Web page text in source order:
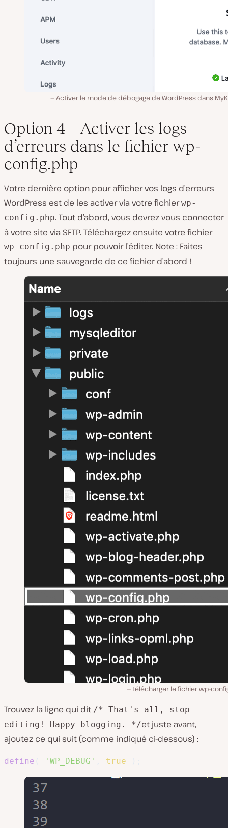
Activer le mode de débogage de WordPress dans
Option 4 – Activer les logs
d’erreurs dans le fichier wp-
config.php
Votre dernière option pour afficher vos logs d’erreurs
WordPress est de les activer via votre fichierwp-
config.php. Tout d’abord, vous devrez vous connecter
à votre site via SFTP. Téléchargez ensuite votre fichier
wp-config.php pour pouvoir l’éditer. Note : Faites
toujours une sauvegarde de ce fichier d’abord !
Télécharger le fichier wp-
Trouvez la ligne qui dit /* That's all, stop
editing! Happy blogging. */et juste avant,
ajoutez ce qui suit (comme indiqué ci-dessous) :
define 'WP_DEBUG' true